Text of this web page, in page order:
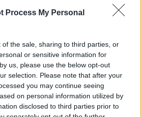
Process My Personal
of the sale, sharing to third parties, or
or sensitive information for
us, please use the below opt-out
selection. Please note that after your
you may continue seeing
on personal information utilized by
disclosed to third parties prior to
5-10 milioni Lucera